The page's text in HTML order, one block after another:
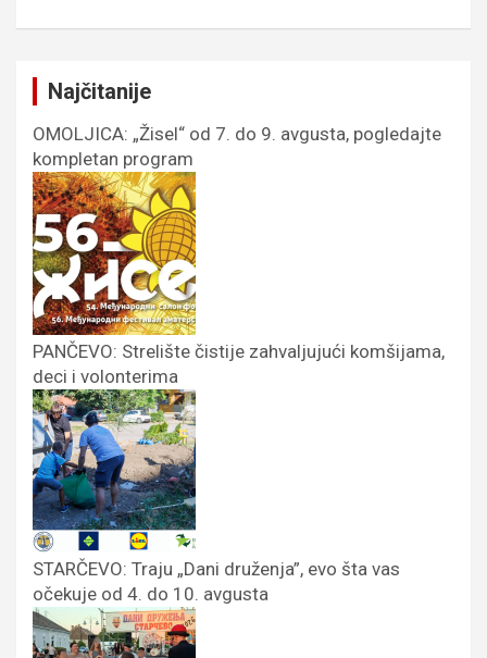
Najčitanije
OMOLJICA: „Žisel“ od 7. do 9. avgusta, pogledajte
kompletan program
PANČEVO: Strelište čistije zahvaljujući komšijama,
deci i volonterima
STARČEVO: Traju „Dani druženja”, evo šta vas
očekuje od 4. do 10. avgusta